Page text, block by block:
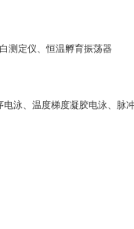
测定仪、恒温孵育振荡器
泳、温度梯度凝胶电泳、脉